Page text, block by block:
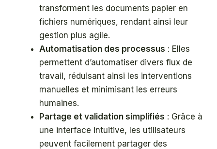
transforment les documents papier en
fichiers numériques, rendant ainsi leur
gestion plus agile.
Automatisation des processus : Elles
permettent d’automatiser divers flux de
travail, réduisant ainsi les interventions
manuelles et minimisant les erreurs
humaines.
Partage et validation simplifiés : Grâce à
une interface intuitive, les utilisateurs
peuvent facilement partager des